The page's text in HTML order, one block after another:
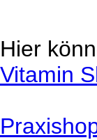
Hier
Vitamin